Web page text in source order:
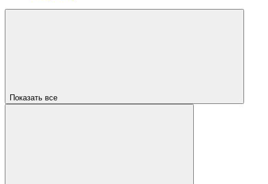
Показать все